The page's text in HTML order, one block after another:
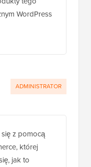
WordPress
z pomocą
której
jak to
ADMINISTRATOR